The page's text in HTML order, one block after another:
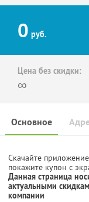
0 руб.
Цена без скидки:
∞
Основное
Скачайте
покажите купон с
Данная страница
актуальными
компании